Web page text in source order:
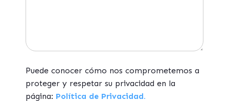
Puede conocer cómo nos comprometemos a
proteger y respetar su privacidad en la
página: Política de Privacidad.